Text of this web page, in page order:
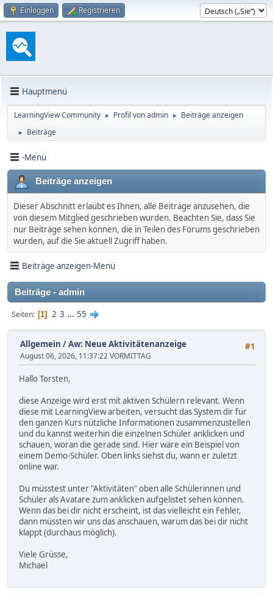
Einloggen Registrieren
Hauptmenü
LearningView Community ► Profil von admin ► Beiträge anzeigen
► Beiträge
-Menü
Beiträge anzeigen
Dieser Abschnitt erlaubt es Ihnen, alle Beiträge anzusehen, die
von diesem Mitglied geschrieben wurden. Beachten Sie, dass Sie
nur Beiträge sehen können, die in Teilen des Forums geschrieben
wurden, auf die Sie aktuell Zugriff haben.
Beiträge anzeigen-Menü
Beiträge - admin
Seiten 1 2 3 ... 55
#1
Allgemein /Aw: Neue Aktivitätenanzeige
August 06, 2026, 11:37:22 VORMITTAG
Hallo Torsten,
diese Anzeige wird erst mit aktiven Schülern relevant. Wenn
diese mit LearningView arbeiten, versucht das System dir für
den ganzen Kurs nützliche Informationen zusammenzustellen
und du kannst weiterhin die einzelnen Schüler anklicken und
schauen, woran die gerade sind. Hier wäre ein Beispiel von
einem Demo-Schüler. Oben links siehst du, wann er zuletzt
online war.
Du müsstest unter "Aktivitäten" oben alle Schülerinnen und
Schüler als Avatare zum anklicken aufgelistet sehen können.
Wenn das bei dir nicht erscheint, ist das vielleicht ein Fehler,
dann müssten wir uns das anschauen, warum das bei dir nicht
klappt (durchaus möglich).
Viele Grüsse,
Michael